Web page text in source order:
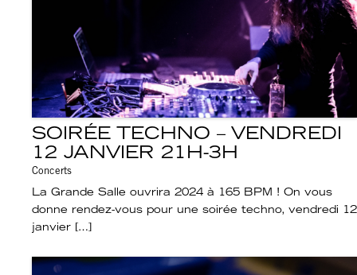
SOIRÉE TECHNO – VENDREDI
12 JANVIER 21H-3H
Concerts
La Grande Salle ouvrira 2024 à 165 BPM ! On vous
donne rendez-vous pour une soirée techno, vendredi 12
janvier […]